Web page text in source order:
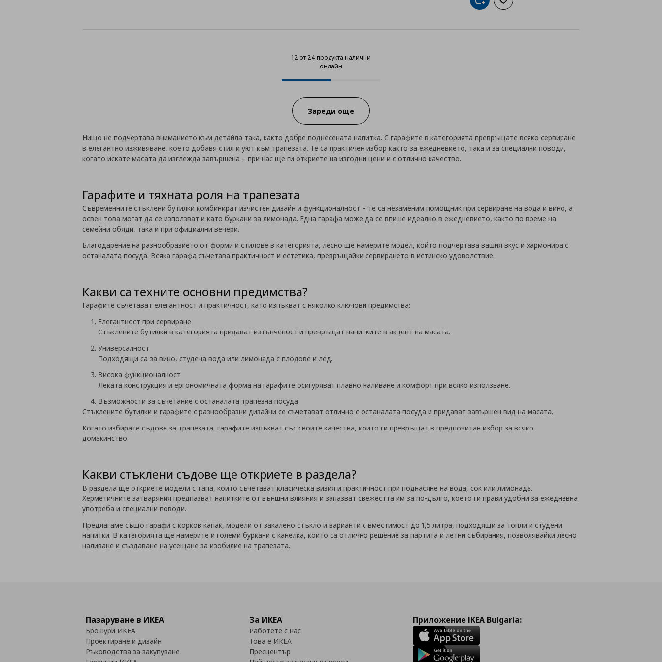
Добави в кошницата
Добави към списъка с любими
12 от 24 продукта налични
онлайн
12 от 24 продукта налични онлайн
Progress:
Зареди още
Нищо не подчертава вниманието към детайла така, както добре поднесената напитка. С гарафите в категорията превръщате всяко сервиране
в елегантно изживяване, което добавя стил и уют към трапезата. Те са практичен избор както за ежедневието, така и за специални поводи,
когато искате масата да изглежда завършена – при нас ще ги откриете на изгодни цени и с отлично качество.
Гарафите и тяхната роля на трапезата
Съвременните стъклени бутилки комбинират изчистен дизайн и функционалност – те са незаменим помощник при сервиране на вода и вино, а
освен това могат да се използват и като буркани за лимонада. Една гарафа може да се впише идеално в ежедневието, както по време на
семейни обяди, така и при официални вечери.
Благодарение на разнообразието от форми и стилове в категорията, лесно ще намерите модел, който подчертава вашия вкус и хармонира с
останалата посуда. Всяка гарафа съчетава практичност и естетика, превръщайки сервирането в истинско удоволствие.
Какви са техните основни предимства?
Гарафите съчетават елегантност и практичност, като изпъкват с няколко ключови предимства:
Елегантност при сервиране
Стъклените бутилки в категорията придават изтънченост и превръщат напитките в акцент на масата.
Универсалност
Подходящи са за вино, студена вода или лимонада с плодове и лед.
Висока функционалност
Леката конструкция и ергономичната форма на гарафите осигуряват плавно наливане и комфорт при всяко използване.
Възможности за съчетание с останалата трапезна посуда
Стъклените бутилки и гарафите с разнообразни дизайни се съчетават отлично с останалата посуда и придават завършен вид на масата.
Когато избирате съдове за трапезата, гарафите изпъкват със своите качества, които ги превръщат в предпочитан избор за всяко
домакинство.
Какви стъклени съдове ще откриете в раздела?
В раздела ще откриете модели с тапа, които съчетават класическа визия и практичност при поднасяне на вода, сок или лимонада.
Херметичните затваряния предпазват напитките от външни влияния и запазват свежестта им за по-дълго, което ги прави удобни за ежедневна
употреба и специални поводи.
Предлагаме също гарафи с корков капак, модели от закалено стъкло и варианти с вместимост до 1,5 литра, подходящи за топли и студени
напитки. В категорията ще намерите и големи буркани с канелка, които са отлично решение за партита и летни събирания, позволявайки лесно
наливане и създаване на усещане за изобилие на трапезата.
Пазаруване в ИКЕА
Брошури ИКЕА
Проектиране и дизайн
Ръководства за закупуване
За ИКЕА
Работете с нас
Това е ИКЕА
Пресцентър
Приложение IKEA Bulgaria: